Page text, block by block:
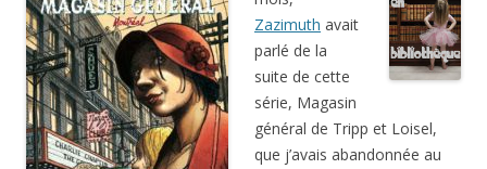
Zazimuth avait
parlé de la
suite de cette
série, Magasin
général de Tripp et Loisel,
que j’avais abandonnée au